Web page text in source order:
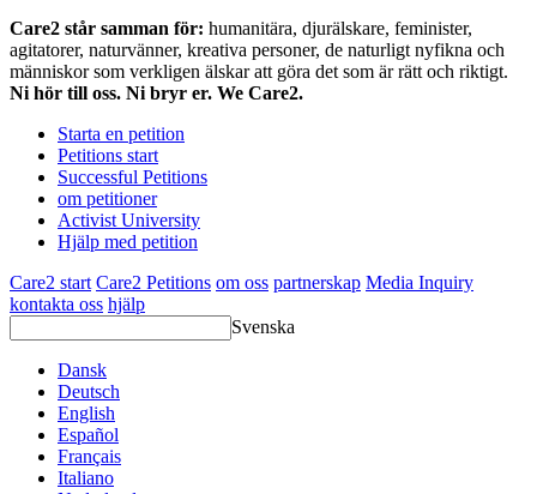
Care2 står samman för: humanitära, djurälskare, feminister,
agitatorer, naturvänner, kreativa personer, de naturligt nyfikna och
människor som verkligen älskar att göra det som är rätt och riktigt.
Ni hör till oss. Ni bryr er. We Care2.
Starta en petition
Petitions start
Successful Petitions
om petitioner
Activist University
Hjälp med petition
Care2 start Care2 Petitions om oss partnerskap Media Inquiry
kontakta oss hjälp
Svenska
Dansk
Deutsch
English
Español
Français
Italiano